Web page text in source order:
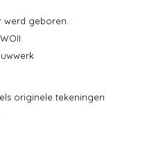
werd geboren.
originele tekeningen